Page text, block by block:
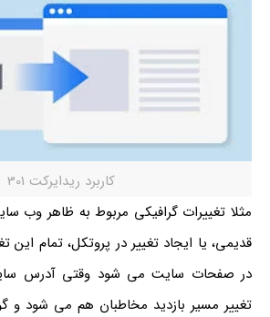
کاربرد ریدایرکت 301
مثلا تغییرات گرافیکی مربوط به ظاهر وب
قدیمی، یا ایجاد تغییر در پروتکل، تمام این
در صفحات سایت می شود وقتی آدرس
تغییر مسیر بازدید مخاطبان هم می شود و